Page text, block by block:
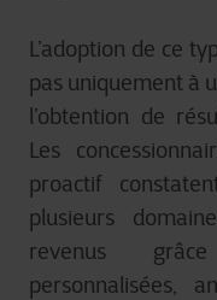
L’adoption de ce
pas uniquement à
l’obtention de
Les
proactif
plusieurs
revenus
personnalisées,